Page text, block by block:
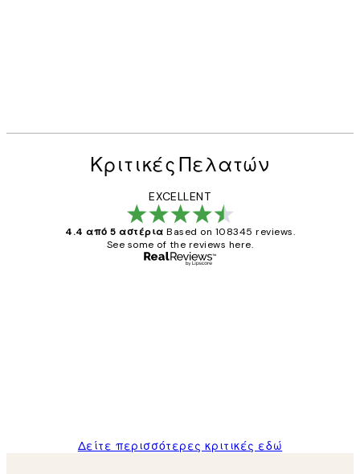
Κριτικές Πελατών
EXCELLENT
4.4 από 5 αστέρια Based on 108345 reviews.
See some of the reviews here.
Δείτε περισσότερες κριτικές εδώ